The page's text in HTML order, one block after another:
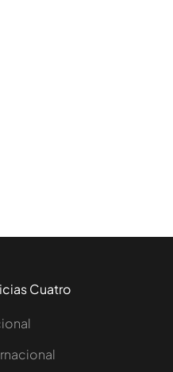
Cuatro